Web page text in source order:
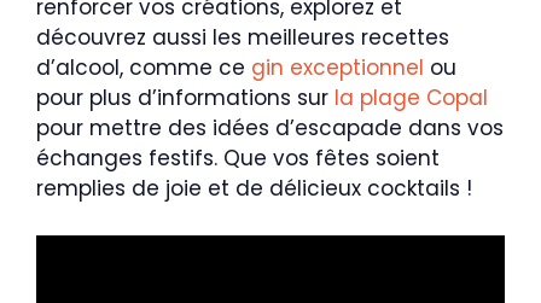
renforcer vos créations, explorez et
découvrez aussi les meilleures recettes
d’alcool, comme ce gin exceptionnel ou
pour plus d’informations sur la plage Copal
pour mettre des idées d’escapade dans vos
échanges festifs. Que vos fêtes soient
remplies de joie et de délicieux cocktails !